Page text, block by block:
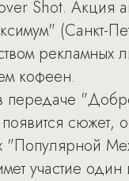
Shot. Акция
(Санкт-
рекламных
кофеен.
передаче
сюжет,
"Популярной
участие один